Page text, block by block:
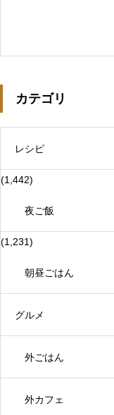
カテゴリ
レシピ
(1,442)
夜ご飯
(1,231)
朝昼ごはん
グルメ
外ごはん
外カフェ